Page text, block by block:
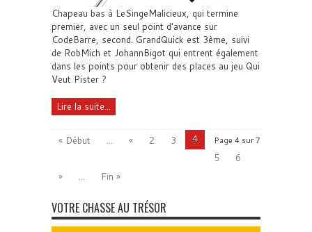
Chapeau bas à LeSingeMalicieux, qui termine
premier, avec un seul point d'avance sur
CodeBarre, second. GrandQuick est 3ème, suivi
de RobMich et JohannBigot qui entrent également
dans les points pour obtenir des places au jeu Qui
Veut Pister ?
Lire la suite...
Page 4 sur 7
« Début ... « 2 3
4
5
6
»
... Fin »
VOTRE CHASSE AU TRÉSOR